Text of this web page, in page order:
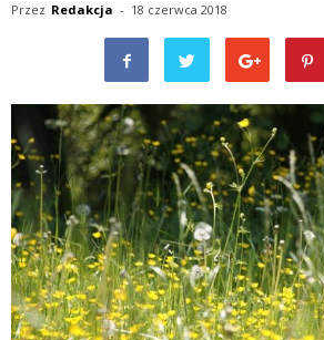
Przez Redakcja - 18 czerwca 2018